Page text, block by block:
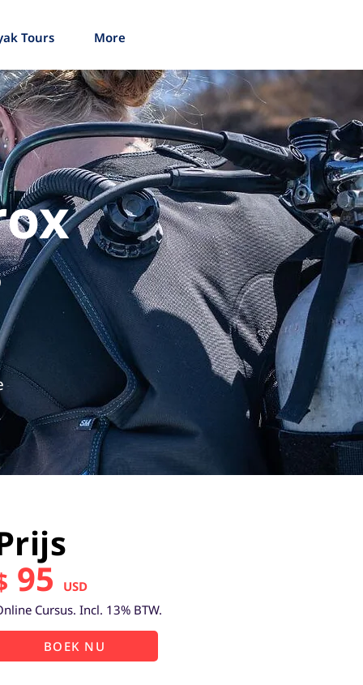
Tours More
95
USD
Cursus. Incl. 13% BTW.
BOEK NU